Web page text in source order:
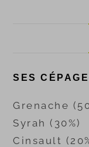
SES
Grenache
Syrah (30%)
Cinsault